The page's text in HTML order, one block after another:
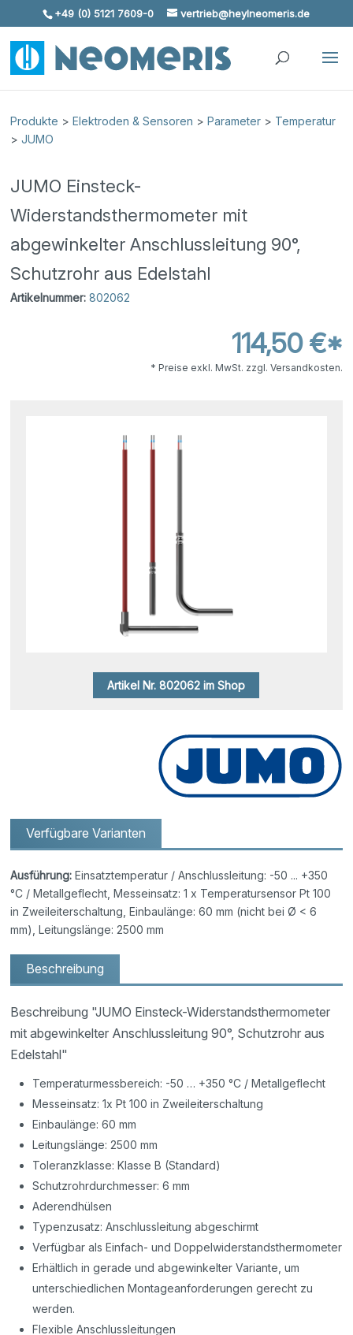
Skip To Content
+49 (0) 5121 7609-0 vertrieb@heylneomeris.de
Produkte >Elektroden & Sensoren >Parameter > Temperatur
>JUMO
JUMO Einsteck-
Widerstandsthermometer mit
abgewinkelter Anschlussleitung 90°,
Schutzrohr aus Edelstahl
Artikelnummer: 802062
114,50 €*
* Preise exkl. MwSt. zzgl. Versandkosten.
Artikel Nr. 802062 im Shop
Verfügbare Varianten
Ausführung: Einsatztemperatur / Anschlussleitung: -50 ... +350
°C / Metallgeflecht, Messeinsatz: 1 x Temperatursensor Pt 100
in Zweileiterschaltung, Einbaulänge: 60 mm (nicht bei Ø < 6
mm), Leitungslänge: 2500 mm
Beschreibung
Beschreibung "JUMO Einsteck-Widerstandsthermometer
mit abgewinkelter Anschlussleitung 90°, Schutzrohr aus
Edelstahl"
Temperaturmessbereich: -50 … +350 °C / Metallgeflecht
Messeinsatz: 1x Pt 100 in Zweileiterschaltung
Einbaulänge: 60 mm
Leitungslänge: 2500 mm
Toleranzklasse: Klasse B (Standard)
Schutzrohrdurchmesser: 6 mm
Aderendhülsen
Typenzusatz: Anschlussleitung abgeschirmt
Verfügbar als Einfach- und Doppelwiderstandsthermometer
Erhältlich in gerade und abgewinkelter Variante, um
unterschiedlichen Montageanforderungen gerecht zu
werden.
Flexible Anschlussleitungen